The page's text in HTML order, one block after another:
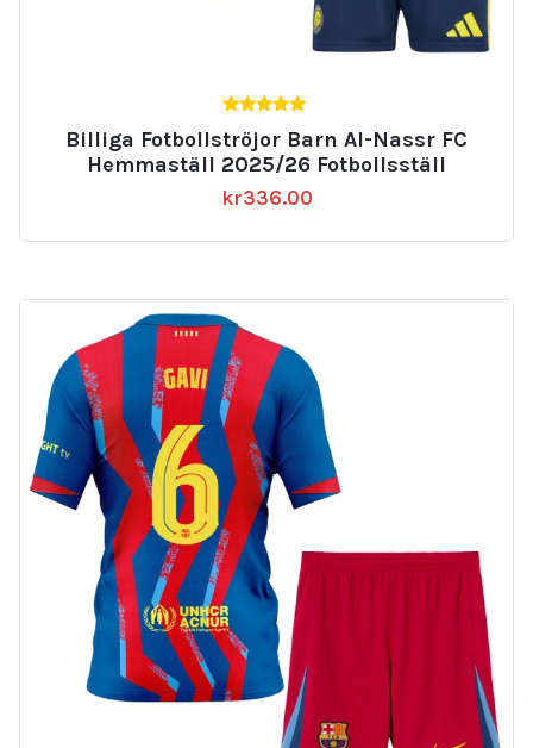
av 5
Billiga Fotbollströjor Barn Al-Nassr FC
Hemmaställ 2025/26 Fotbollsställ
kr336.00